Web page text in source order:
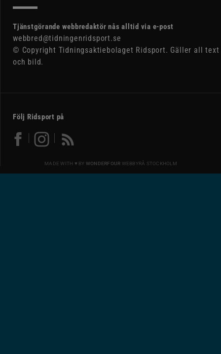
Tjänstgörande webbredaktör nås alltid via e-post
webbred@tidningenridsport.se
© Copyright Tidningsaktiebolaget Ridsport. Gäller all text
och bild.
Följ Ridsport på
MADE WITH ♥ BY WONDERFOUR WEBBYRÅ STOCKHOLM